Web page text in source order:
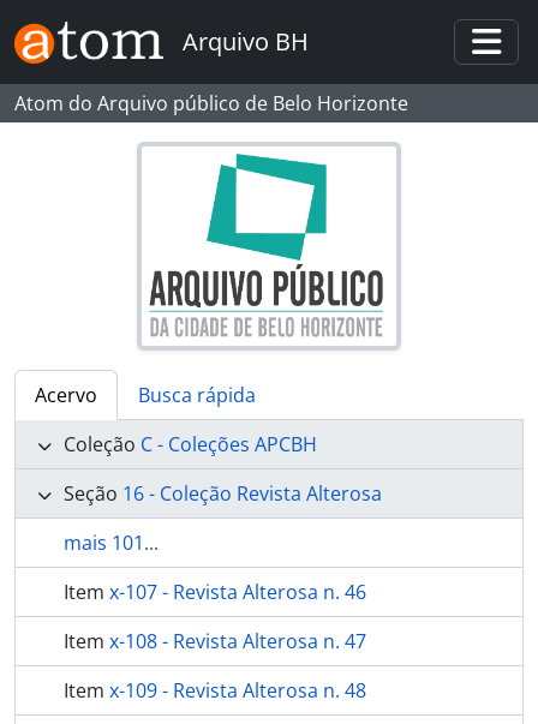
Skip to main content
Arquivo BH
Atom do Arquivo público de Belo Horizonte
Acervo
Busca rápida
Coleção C - Coleções APCBH
Seção 16 - Coleção Revista Alterosa
mais 101...
Item x-107 - Revista Alterosa n. 46
Item x-108 - Revista Alterosa n. 47
Item x-109 - Revista Alterosa n. 48